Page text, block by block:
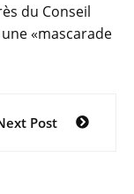
du Conseil
«mascarade
Post